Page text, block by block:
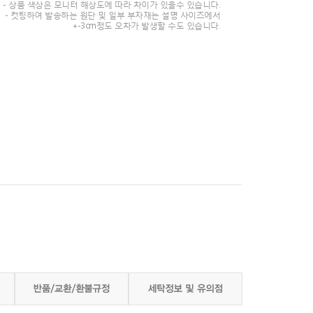
- 상품 색상은 모니터 해상도에 따라 차이가 있을수 있습니다.
- 컷팅하여 발송하는 원단 및 일부 부자재는 설명 사이즈에서
+-3cm정도 오차가 발생할 수도 있습니다.